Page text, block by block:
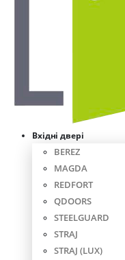
Вхідні двері
BEREZ
MAGDA
REDFORT
QDOORS
STEELGUARD
STRAJ
STRAJ (LUX)